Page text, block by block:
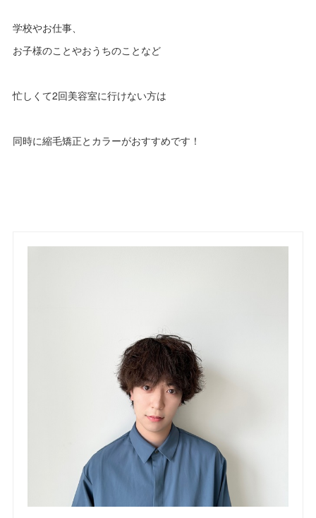
学校やお仕事、
お子様のことやおうちのことなど
忙しくて2回美容室に行けない方は
同時に縮毛矯正とカラーがおすすめです！